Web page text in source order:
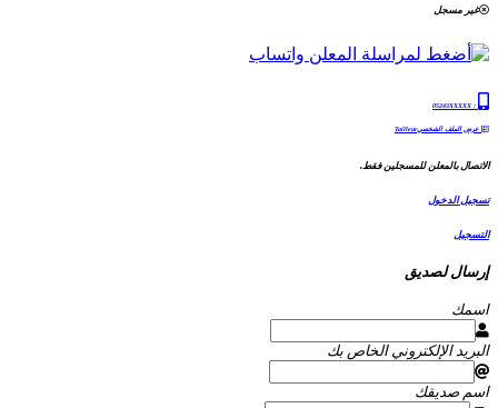
غير مسجل
:
05243XXXXX
عرض الملف الشخصيTailleur
الاتصال بالمعلن للمسجلين فقط.
تسجيل الدخول
التسجيل
إرسال لصديق
اسمك
البريد الإلكتروني الخاص بك
اسم صديقك